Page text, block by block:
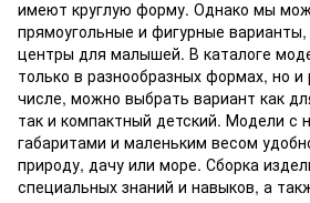
имеют круглую форму. Однако мы
прямоугольные и фигурные
центры для малышей. В каталоге
только в разнообразных формах, но
числе, можно выбрать вариант как
так и компактный детский. Модели с
габаритами и маленьким весом
природу, дачу или море. Сборка
специальных знаний и навыков, а